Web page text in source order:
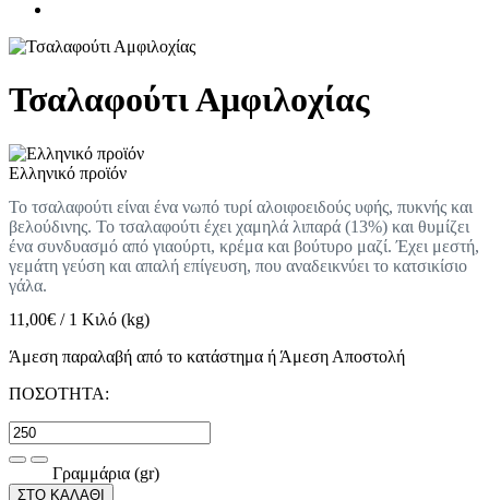
Τσαλαφούτι Αμφιλοχίας
Ελληνικό προϊόν
Το τσαλαφούτι είναι ένα νωπό τυρί αλοιφοειδούς υφής, πυκνής και
βελούδινης. Το τσαλαφούτι έχει χαμηλά λιπαρά (13%) και θυμίζει
ένα συνδυασμό από γιαούρτι, κρέμα και βούτυρο μαζί. Έχει μεστή,
γεμάτη γεύση και απαλή επίγευση, που αναδεικνύει το κατσικίσιο
γάλα.
11,00€ / 1 Κιλό (kg)
Άμεση παραλαβή από το κατάστημα ή Άμεση Αποστολή
ΠΟΣΟΤΗΤΑ:
Γραμμάρια (gr)
ΣΤΟ ΚΑΛΑΘΙ